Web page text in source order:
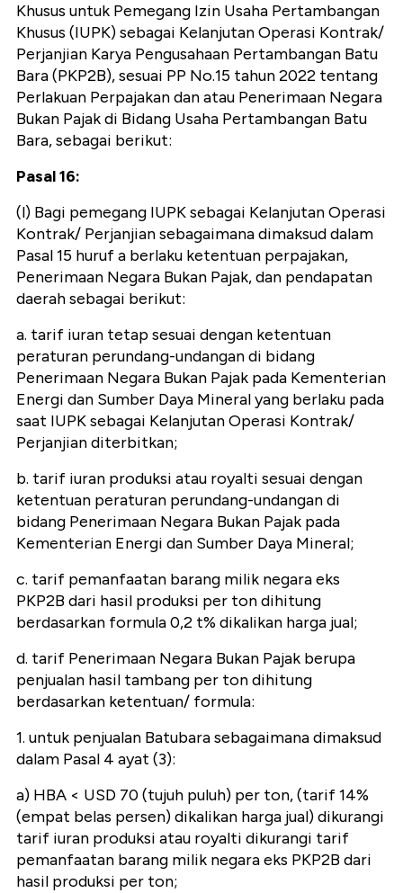
Khusus untuk Pemegang Izin Usaha Pertambangan
Khusus (IUPK) sebagai Kelanjutan Operasi Kontrak/
Perjanjian Karya Pengusahaan Pertambangan Batu
Bara (PKP2B), sesuai PP No.15 tahun 2022 tentang
Perlakuan Perpajakan dan atau Penerimaan Negara
Bukan Pajak di Bidang Usaha Pertambangan Batu
Bara, sebagai berikut:
Pasal 16:
(l) Bagi pemegang IUPK sebagai Kelanjutan Operasi
Kontrak/ Perjanjian sebagaimana dimaksud dalam
Pasal 15 huruf a berlaku ketentuan perpajakan,
Penerimaan Negara Bukan Pajak, dan pendapatan
daerah sebagai berikut:
a. tarif iuran tetap sesuai dengan ketentuan
peraturan perundang-undangan di bidang
Penerimaan Negara Bukan Pajak pada Kementerian
Energi dan Sumber Daya Mineral yang berlaku pada
saat IUPK sebagai Kelanjutan Operasi Kontrak/
Perjanjian diterbitkan;
b. tarif iuran produksi atau royalti sesuai dengan
ketentuan peraturan perundang-undangan di
bidang Penerimaan Negara Bukan Pajak pada
Kementerian Energi dan Sumber Daya Mineral;
c. tarif pemanfaatan barang milik negara eks
PKP2B dari hasil produksi per ton dihitung
berdasarkan formula 0,2 t% dikalikan harga jual;
d. tarif Penerimaan Negara Bukan Pajak berupa
penjualan hasil tambang per ton dihitung
berdasarkan ketentuan/ formula:
1. untuk penjualan Batubara sebagaimana dimaksud
dalam Pasal 4 ayat (3):
a) HBA < USD 70 (tujuh puluh) per ton, (tarif 14%
(empat belas persen) dikalikan harga jual) dikurangi
tarif iuran produksi atau royalti dikurangi tarif
pemanfaatan barang milik negara eks PKP2B dari
hasil produksi per ton;